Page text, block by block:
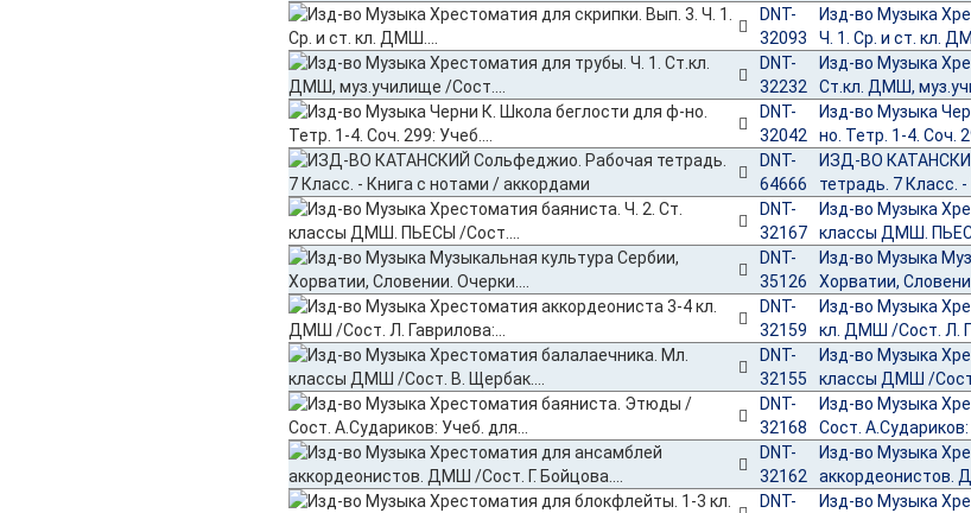
DNT-
32093
Изд-во Музыка
Ч. 1. Ср. и ст. кл.
DNT-
32232
Изд-во Музыка
Ст.кл. ДМШ,
DNT-
32042
Изд-во Музыка
но. Тетр. 1-4. Соч.
DNT-
64666
ИЗД-ВО
тетрадь. 7 Класс.
DNT-
32167
Изд-во Музыка
классы ДМШ.
DNT-
35126
Изд-во Музыка
Хорватии,
DNT-
32159
Изд-во Музыка
кл. ДМШ /Сост. Л.
DNT-
32155
Изд-во Музыка
классы ДМШ /Сост.
DNT-
32168
Изд-во Музыка
Сост. А.Судариков:
DNT-
32162
Изд-во Музыка
аккордеонистов.
DNT-
Изд-во Музыка